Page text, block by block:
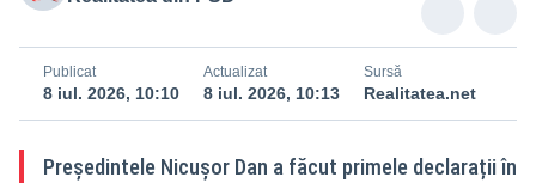
Publicat
8 iul. 2026, 10:10
Actualizat
8 iul. 2026, 10:13
Sursă
Realitatea.net
Președintele Nicușor Dan a făcut primele declarații în